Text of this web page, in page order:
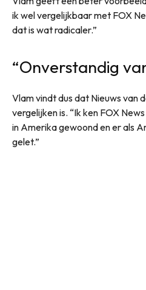
ik wel vergelijkbaar met FOX
dat is wat radicaler.”
“Onverstandig
Vlam vindt dus dat Nieuws van
vergelijken is. “Ik ken FOX
in Amerika gewoond en er als
gelet.”